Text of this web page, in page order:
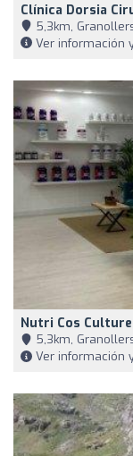
Clínica Dorsia
5,3km,
Ver información
Nutri Cos Culture
5,3km,
Ver información